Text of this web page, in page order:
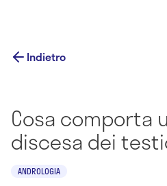
Indietro
Cosa comporta
discesa dei
ANDROLOGIA